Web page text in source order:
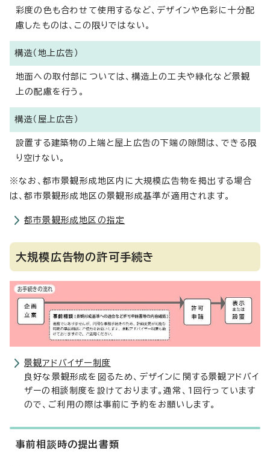
彩度の色も合わせて使用するなど、デザインや色彩に十分配
慮したものは、この限りではない。
構造（地上広告）
地面への取付部については、構造上の工夫や緑化など景観
上の配慮を行う。
構造（屋上広告）
設置する建築物の上端と屋上広告の下端の隙間は、できる限
り空けない。
※なお、都市景観形成地区内に大規模広告物を掲出する場合
は、都市景観形成地区の景観形成基準が適用されます。
都市景観形成地区の指定
大規模広告物の許可手続き
景観アドバイザー制度
良好な景観形成を図るため、デザインに関する景観アドバイ
ザーの相談制度を設けております。通常、1回行っています
ので、ご利用の際は事前に予約をお願いします。
事前相談時の提出書類